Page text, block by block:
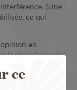
(Une
ce qui
en
la Hawaiienne a
moment par
s’agit du plus
que Vahine
ce